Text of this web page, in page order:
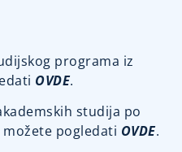
programa iz
OVDE.
studija po
pogledati OVDE.